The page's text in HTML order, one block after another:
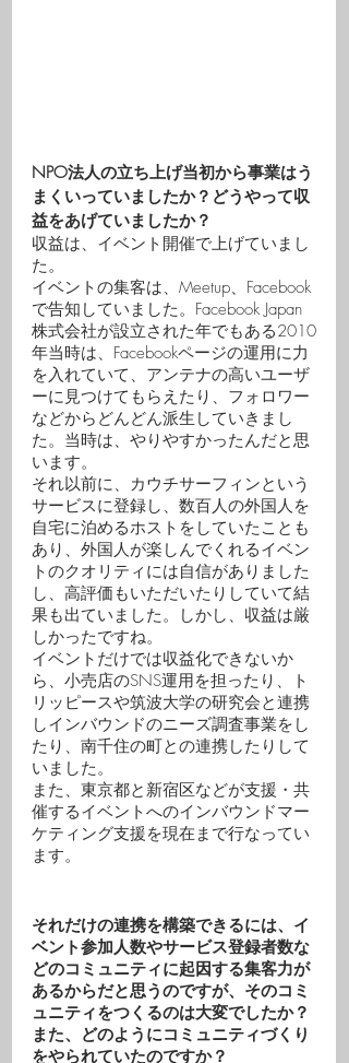
NPO法人の立ち上げ当初から事業はう
まくいっていましたか？どうやって収
益をあげていましたか？
収益は、イベント開催で上げていまし
た。
イベントの集客は、Meetup、Facebook
で告知していました。Facebook Japan
株式会社が設立された年でもある2010
年当時は、Facebookページの運用に力
を入れていて、アンテナの高いユーザ
ーに見つけてもらえたり、フォロワー
などからどんどん派生していきまし
た。当時は、やりやすかったんだと思
います。
それ以前に、カウチサーフィンという
サービスに登録し、数百人の外国人を
自宅に泊めるホストをしていたことも
あり、外国人が楽しんでくれるイベン
トのクオリティには自信がありました
し、高評価もいただいたりしていて結
果も出ていました。しかし、収益は厳
しかったですね。
イベントだけでは収益化できないか
ら、小売店のSNS運用を担ったり、ト
リッピースや筑波大学の研究会と連携
しインバウンドのニーズ調査事業をし
たり、南千住の町との連携したりして
いました。
また、東京都と新宿区などが支援・共
催するイベントへのインバウンドマー
ケティング支援を現在まで行なってい
ます。
それだけの連携を構築できるには、イ
ベント参加人数やサービス登録者数な
どのコミュニティに起因する集客力が
あるからだと思うのですが、そのコミ
ュニティをつくるのは大変でしたか？
また、どのようにコミュニティづくり
をやられていたのですか？